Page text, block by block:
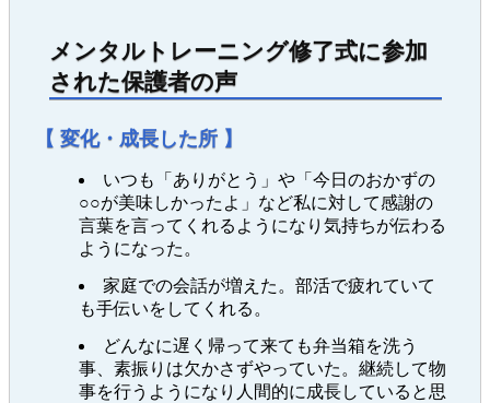
メンタルトレーニング修了式に参加
された保護者の声
【 変化・成長した所 】
いつも「ありがとう」や「今日のおかずの
○○が美味しかったよ」など私に対して感謝の
言葉を言ってくれるようになり気持ちが伝わる
ようになった。
家庭での会話が増えた。部活で疲れていて
も手伝いをしてくれる。
どんなに遅く帰って来ても弁当箱を洗う
事、素振りは欠かさずやっていた。継続して物
事を行うようになり人間的に成長していると思